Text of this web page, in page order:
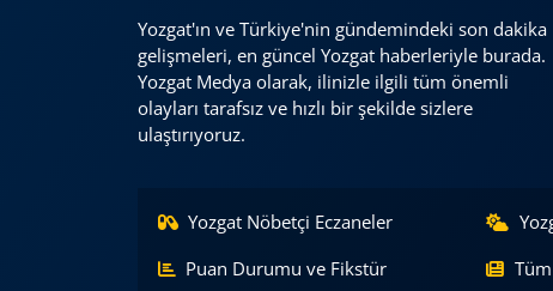
Yozgat'ın ve Türkiye'nin gündemindeki son dakika
gelişmeleri, en güncel Yozgat haberleriyle burada.
Yozgat Medya olarak, ilinizle ilgili tüm önemli
olayları tarafsız ve hızlı bir şekilde sizlere
ulaştırıyoruz.
Yozgat Nöbetçi Eczaneler
Puan Durumu ve Fikstür